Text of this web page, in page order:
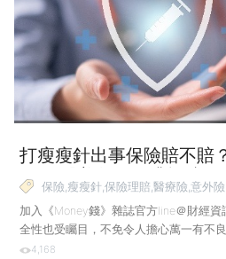
2024年中林先生被公司調派至新竹分公
2025年初兩人協議分居，但尚未辦理離
孩子的生活與就學。 報稅季即將到來，
生看到她的實際收入與財務狀況，希望可
打瘦瘦針出事保險賠不賠
界線 醫美整形恐遭拒賠！
保險,瘦瘦針,保險理賠,醫療險,意外
加入《Money錢》雜誌官方line＠財經
全性也受矚目，不免令人擔心萬一有不
解析美容和必要醫療的界線，帶你釐清
4,168